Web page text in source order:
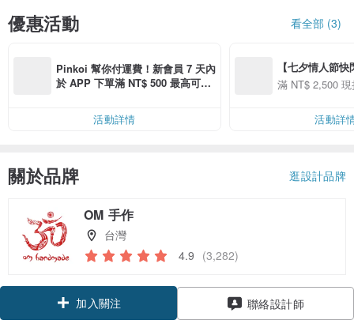
優惠活動 看全部 (3)
Pinkoi 幫你付運費！新會員 7 天內
於 APP 下單滿 NT$ 500 最高可折
活動詳情
【七夕情人節
用 APP 購買任
00 現折 NT$100
滿 NT$ 2,500
活動詳
關於品牌 逛設計品牌
OM 手作
台灣
4.9 (3,282)
加入關注 聯絡設計師